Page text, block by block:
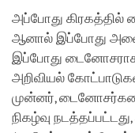
அப்போது கிரகத்தில்
ஆனால் இப்போது அவை
இப்போது டைனோசராக
அறிவியல்
முன்னர்,
நிகழ்வு